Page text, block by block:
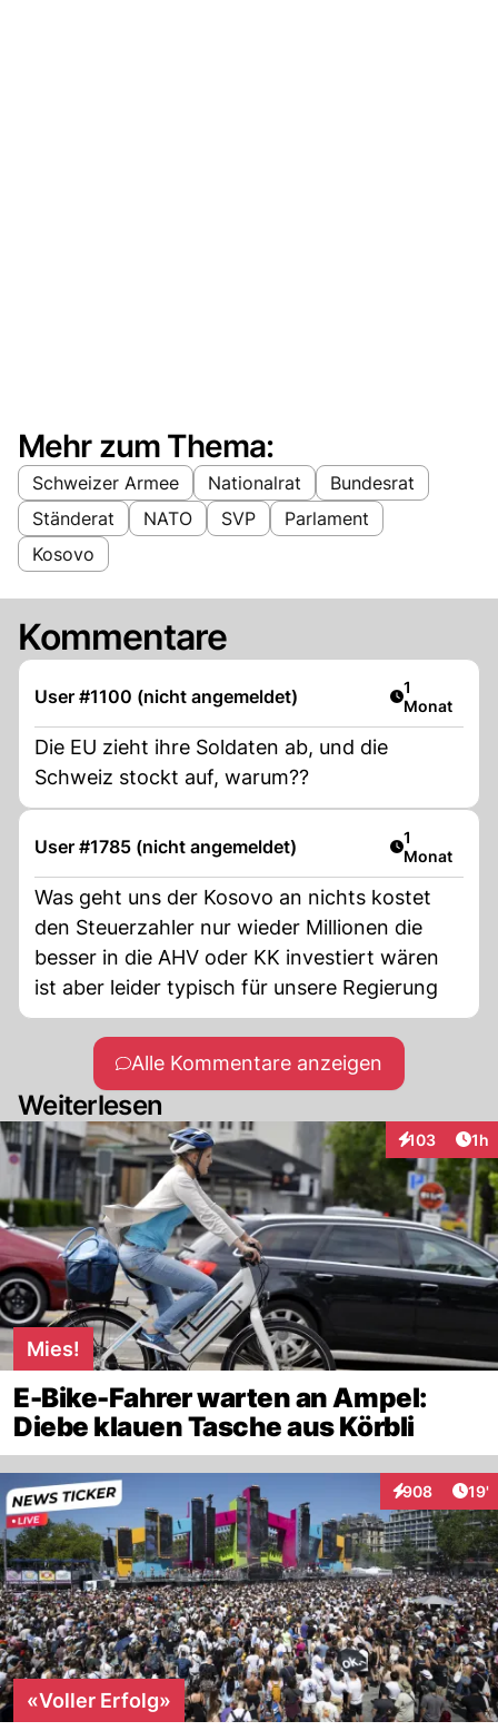
Mehr zum Thema:
Schweizer Armee Nationalrat
Bundesrat
Ständerat
NATO SVP
Parlament
Kosovo
Kommentare
User #1100 (nicht angemeldet) Artikel
1
Monat
Die EU zieht ihre Soldaten ab, und die
Schweiz stockt auf, warum??
User #1785 (nicht angemeldet) Artikel
1
Monat
Was geht uns der Kosovo an nichts kostet
den Steuerzahler nur wieder Millionen die
besser in die AHV oder KK investiert wären
ist aber leider typisch für unsere Regierung
Alle Kommentare anzeigen
Weiterlesen
103
Interaktionen
1h
Mies!
E-Bike-Fahrer warten an Ampel:
Diebe klauen Tasche aus Körbli
908
Interaktionen
19'
«Voller Erfolg»